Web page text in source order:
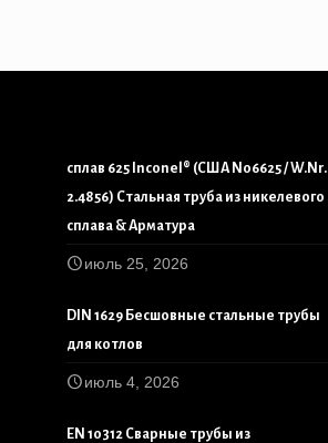
сплав 625 Inconel® (США N06625 / W.Nr.
2.4856) Стальная труба из никелевого
сплава & Арматура
июль 25, 2026
DIN 1629 Бесшовные стальные трубы
для котлов
июль 4, 2026
EN 10312 Сварные трубы из